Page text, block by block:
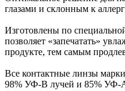
глазами и склонным к
Изготовлены по
позволяет «запечатать»
продукте, тем самым
Все контактные линзы
98% УФ-В лучей и 85% УФ-А